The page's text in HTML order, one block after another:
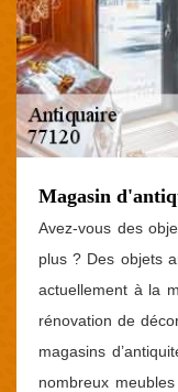
Magasin
Avez-vous des
plus ? Des objets
actuellement à la
rénovation de
magasins
nombreux